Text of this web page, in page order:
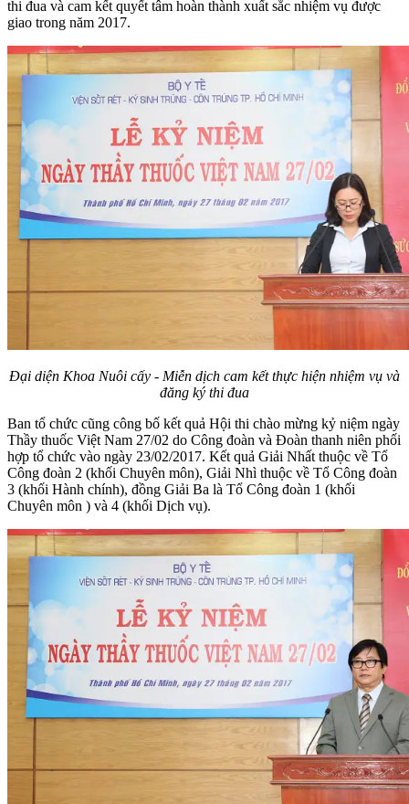
thi đua và cam kết quyết tâm hoàn thành xuất sắc nhiệm vụ được
giao trong năm 2017.
Đại diện Khoa Nuôi cấy - Miễn dịch cam kết thực hiện nhiệm vụ và
đăng ký thi đua
Ban tổ chức cũng công bố kết quả Hội thi chào mừng kỷ niệm ngày
Thầy thuốc Việt Nam 27/02 do Công đoàn và Đoàn thanh niên phối
hợp tổ chức vào ngày 23/02/2017. Kết quả Giải Nhất thuộc về Tổ
Công đoàn 2 (khối Chuyên môn), Giải Nhì thuộc về Tổ Công đoàn
3 (khối Hành chính), đồng Giải Ba là Tổ Công đoàn 1 (khối
Chuyên môn ) và 4 (khối Dịch vụ).